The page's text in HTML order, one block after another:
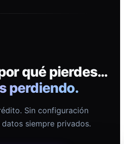
qué pierdes…
perdiendo.
Sin configuración
siempre privados.